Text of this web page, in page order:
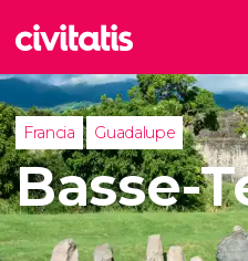
Francia Guadalupe
Basse-